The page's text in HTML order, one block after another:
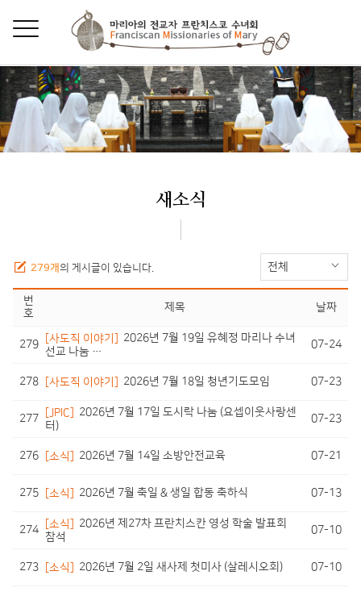
새소식
279개의 게시글이 있습니다. 전체
번
호
제목 날짜
279 [사도직 이야기] 2026년 7월 19일 유혜정 마리나 수녀
선교 나눔 …
07-24
278 [사도직 이야기] 2026년 7월 18일 청년기도모임 07-23
277 [JPIC] 2026년 7월 17일 도시락 나눔 (요셉이웃사랑센
터)
07-23
276 [소식] 2026년 7월 14일 소방안전교육 07-21
275 [소식] 2026년 7월 축일 & 생일 합동 축하식 07-13
274 [소식] 2026년 제27차 프란치스칸 영성 학술 발표회
참석
07-10
273 [소식] 2026년 7월 2일 새사제 첫미사 (살레시오회) 07-10